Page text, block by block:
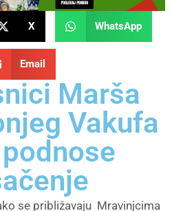
X WhatsApp
Email
Marša
Vakufa
se približavaju Mravinjcima